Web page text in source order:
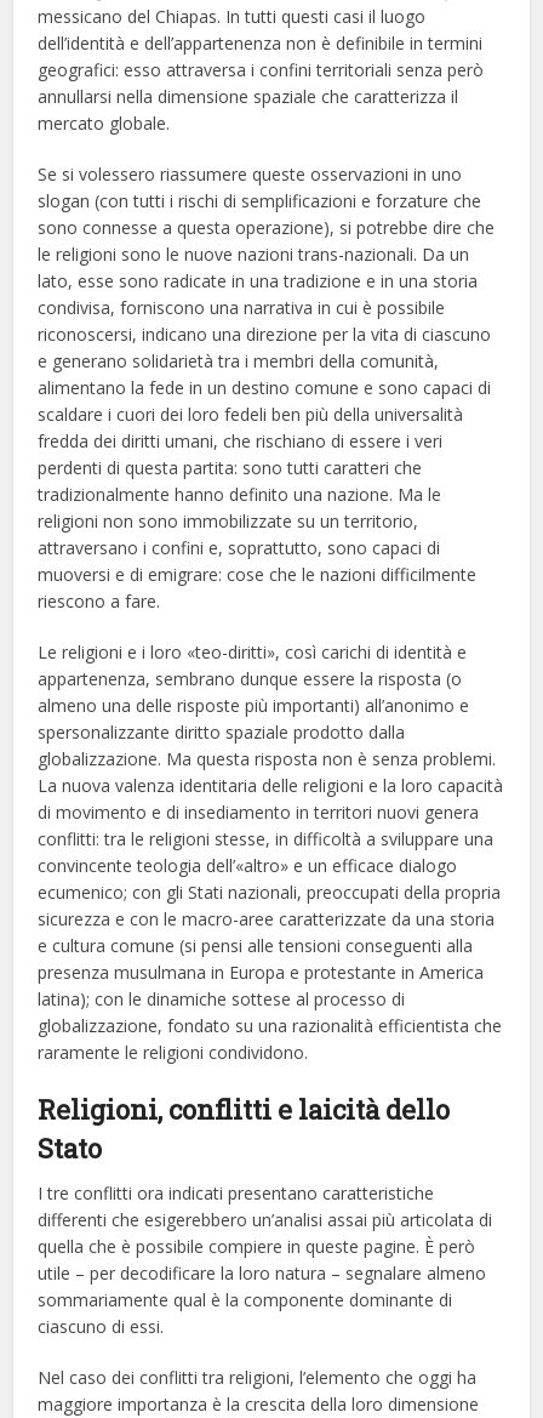
messicano del Chiapas. In tutti questi casi il luogo
dell’identità e dell’appartenenza non è definibile in termini
geografici: esso attraversa i confini territoriali senza però
annullarsi nella dimensione spaziale che caratterizza il
mercato globale.
Se si volessero riassumere queste osservazioni in uno
slogan (con tutti i rischi di semplificazioni e forzature che
sono connesse a questa operazione), si potrebbe dire che
le religioni sono le nuove nazioni trans-nazionali. Da un
lato, esse sono radicate in una tradizione e in una storia
condivisa, forniscono una narrativa in cui è possibile
riconoscersi, indicano una direzione per la vita di ciascuno
e generano solidarietà tra i membri della comunità,
alimentano la fede in un destino comune e sono capaci di
scaldare i cuori dei loro fedeli ben più della universalità
fredda dei diritti umani, che rischiano di essere i veri
perdenti di questa partita: sono tutti caratteri che
tradizionalmente hanno definito una nazione. Ma le
religioni non sono immobilizzate su un territorio,
attraversano i confini e, soprattutto, sono capaci di
muoversi e di emigrare: cose che le nazioni difficilmente
riescono a fare.
Le religioni e i loro «teo-diritti», così carichi di identità e
appartenenza, sembrano dunque essere la risposta (o
almeno una delle risposte più importanti) all’anonimo e
spersonalizzante diritto spaziale prodotto dalla
globalizzazione. Ma questa risposta non è senza problemi.
La nuova valenza identitaria delle religioni e la loro capacità
di movimento e di insediamento in territori nuovi genera
conflitti: tra le religioni stesse, in difficoltà a sviluppare una
convincente teologia dell’«altro» e un efficace dialogo
ecumenico; con gli Stati nazionali, preoccupati della propria
sicurezza e con le macro-aree caratterizzate da una storia
e cultura comune (si pensi alle tensioni conseguenti alla
presenza musulmana in Europa e protestante in America
latina); con le dinamiche sottese al processo di
globalizzazione, fondato su una razionalità efficientista che
raramente le religioni condividono.
Religioni, conflitti e laicità dello
Stato
I tre conflitti ora indicati presentano caratteristiche
differenti che esigerebbero un’analisi assai più articolata di
quella che è possibile compiere in queste pagine. È però
utile – per decodificare la loro natura – segnalare almeno
sommariamente qual è la componente dominante di
ciascuno di essi.
Nel caso dei conflitti tra religioni, l’elemento che oggi ha
maggiore importanza è la crescita della loro dimensione